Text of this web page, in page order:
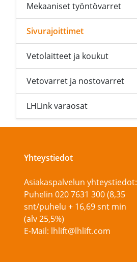
Mekaaniset työntövarret
Sivurajoittimet
Vetolaitteet ja koukut
Vetovarret ja nostovarret
LHLink varaosat
Yhteystiedot
Asiakaspalvelun yhteystiedot:
Puhelin 020 7631 300 (8,35
snt/puhelu + 16,69 snt min
(alv 25,5%)
E-Mail: lhlift@lhlift.com